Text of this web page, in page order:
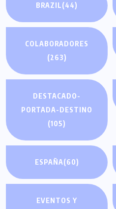
BRAZIL(44)
COLABORADORES
(263)
DESTACADO-
PORTADA-DESTINO
(105)
ESPAÑA(60)
EVENTOS Y